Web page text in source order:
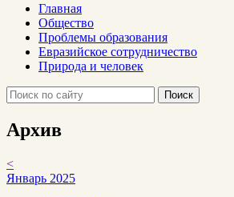
Главная
Общество
Проблемы образования
Евразийское сотрудничество
Природа и человек
Поиск
Архив
<
Январь 2025